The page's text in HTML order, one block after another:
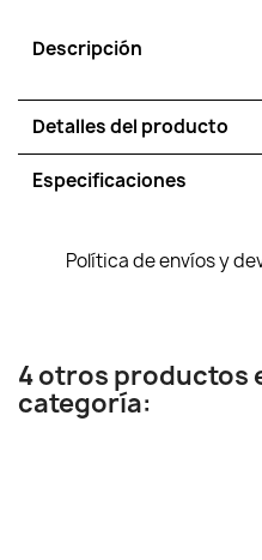
Descripción
Detalles del producto
Especificaciones
Política de envíos y
4 otros productos
categoría: